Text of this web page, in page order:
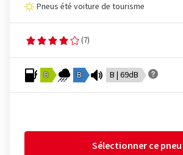
Pneus été voiture de tourisme
(7)
B B B | 69dB
Sélectionner ce pneu